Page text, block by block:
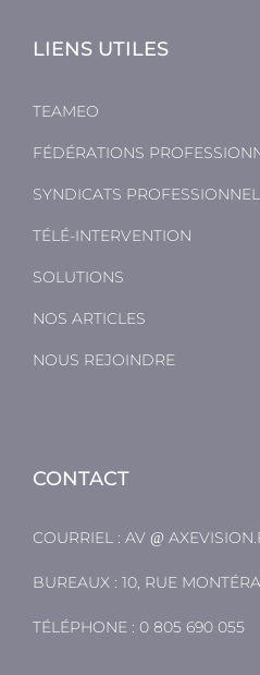
LIENS UTILES
TEAMEO
FÉDÉRATIONS
SYNDICATS
TÉLÉ-INTERVENTION
SOLUTIONS
NOS ARTICLES
NOUS REJOINDRE
CONTACT
COURRIEL : AV
BUREAUX : 10, RUE
TÉLÉPHONE : 0 805 690 055